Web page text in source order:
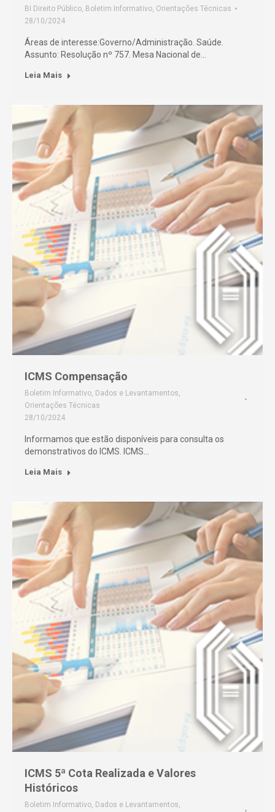
BI Direito Público, Boletim Informativo, Orientações Técnicas
28/10/2024
Áreas de interesse:Governo/Administração. Saúde.
Assunto: Resolução nº 757. Mesa Nacional de…
Leia Mais
ICMS Compensação
Boletim Informativo, Dados e Levantamentos,
Orientações Técnicas
28/10/2024
Informamos que estão disponíveis para consulta os
demonstrativos do ICMS. ICMS…
Leia Mais
ICMS 5ª Cota Realizada e Valores
Históricos
Boletim Informativo, Dados e Levantamentos,